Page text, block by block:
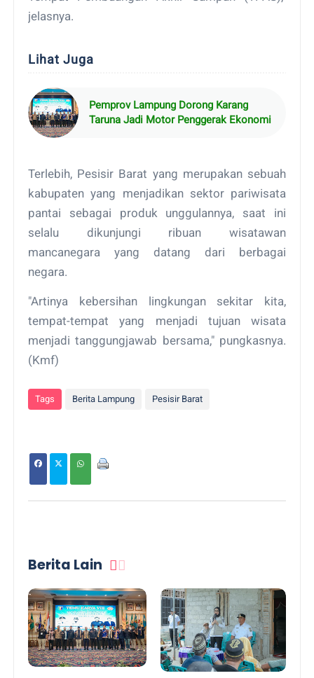
jelasnya.
Lihat Juga
Pemprov Lampung Dorong Karang
Taruna Jadi Motor Penggerak Ekonomi
Terlebih, Pesisir Barat yang merupakan sebuah
kabupaten yang menjadikan sektor pariwisata
pantai sebagai produk unggulannya, saat ini
selalu dikunjungi ribuan wisatawan
mancanegara yang datang dari berbagai
negara.
"Artinya kebersihan lingkungan sekitar kita,
tempat-tempat yang menjadi tujuan wisata
menjadi tanggungjawab bersama," pungkasnya.
(Kmf)
Tags Berita Lampung Pesisir Barat
Berita Lain